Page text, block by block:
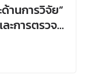
านการวิจัย”
ะการตรวจ